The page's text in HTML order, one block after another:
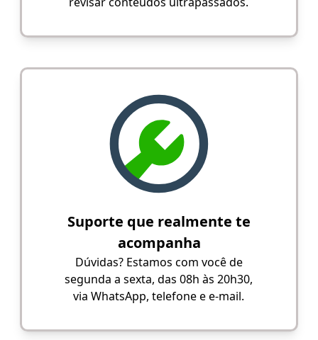
Suporte que realmente te
acompanha
Dúvidas? Estamos com você de
segunda a sexta, das 08h às 20h30,
via WhatsApp, telefone e e-mail.